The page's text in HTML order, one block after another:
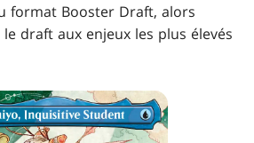
format Booster Draft, alors
draft aux enjeux les plus élevés